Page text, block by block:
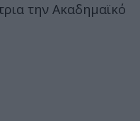
την Ακαδημαϊκό